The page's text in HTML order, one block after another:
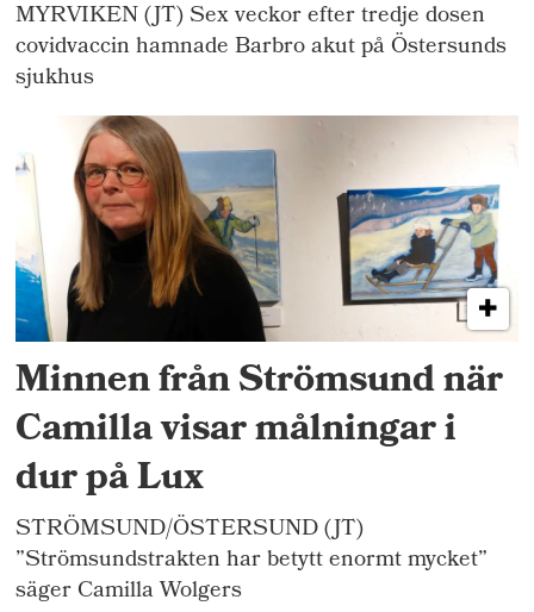
MYRVIKEN (JT) Sex veckor efter tredje dosen
covidvaccin hamnade Barbro akut på Östersunds
sjukhus
Minnen från Strömsund när
Camilla visar målningar i
dur på Lux
STRÖMSUND/ÖSTERSUND (JT)
”Strömsundstrakten har betytt enormt mycket”
säger Camilla Wolgers